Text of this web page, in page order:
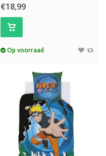
€18,99
Op voorraad